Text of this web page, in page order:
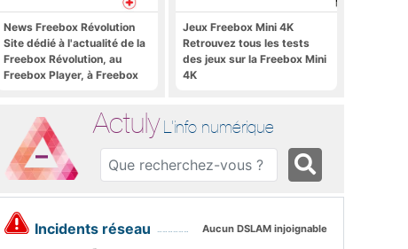
News Freebox Révolution
Site dédié à l'actualité de la
Freebox Révolution, au
Freebox Player, à Freebox
Jeux Freebox Mini 4K
Retrouvez tous les tests
des jeux sur la Freebox Mini
4K
Actuly L'info numérique
Incidents réseau Aucun DSLAM injoignable